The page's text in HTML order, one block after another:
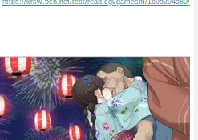
https://krsw.5ch.net/test/read.cgi/gamesm/1695294580/